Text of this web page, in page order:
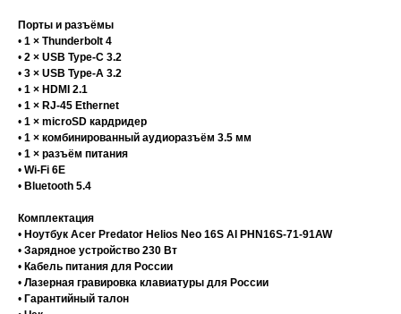
Порты и разъёмы
• 1 × Thunderbolt 4
• 2 × USB Type-C 3.2
• 3 × USB Type-A 3.2
• 1 × HDMI 2.1
• 1 × RJ-45 Ethernet
• 1 × microSD кардридер
• 1 × комбинированный аудиоразъём 3.5 мм
• 1 × разъём питания
• Wi-Fi 6E
• Bluetooth 5.4
Комплектация
• Ноутбук Acer Predator Helios Neo 16S AI PHN16S-71-91AW
• Зарядное устройство 230 Вт
• Кабель питания для России
• Лазерная гравировка клавиатуры для России
• Гарантийный талон